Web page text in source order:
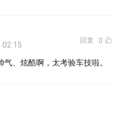
回复 0
、炫酷啊，太考验车技啦。